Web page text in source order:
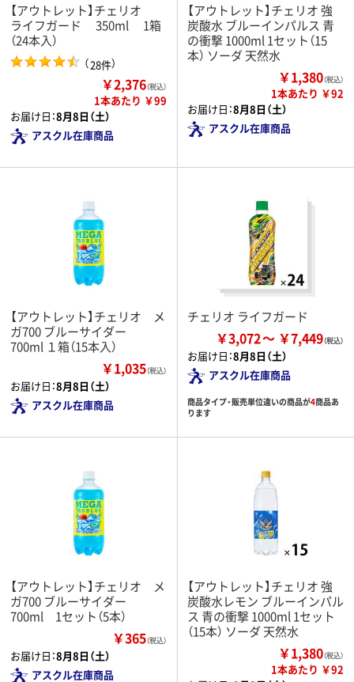
【アウトレット】チェリオ
ライフガード 350ml 1箱
（24本入）
（28件）
￥2,376（税込）
1本あたり ￥99
お届け日：8月8日（土）
アスクル在庫商品
【アウトレット】チェリオ 強
炭酸水 ブルーインパルス 青
の衝撃 1000ml 1セット（15
本） ソーダ 天然水
￥1,380（税込）
1本あたり ￥92
お届け日：8月8日（土）
アスクル在庫商品
【アウトレット】チェリオ メ
ガ700 ブルーサイダー
700ml １箱（15本入）
￥1,035（税込）
お届け日：8月8日（土）
アスクル在庫商品
チェリオ ライフガード
￥3,072 ￥7,449
お届け日：8月8日（土）
アスクル在庫商品
商品タイプ・販売単位違いの商品が4商品あ
ります
【アウトレット】チェリオ メ
ガ700 ブルーサイダー
700ml 1セット（5本）
￥365（税込）
お届け日：8月8日（土）
アスクル在庫商品
【アウトレット】チェリオ 強
炭酸水レモン ブルーインパル
ス 青の衝撃 1000ml 1セット
（15本） ソーダ 天然水
￥1,380（税込）
1本あたり ￥92